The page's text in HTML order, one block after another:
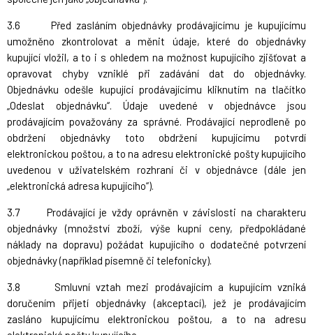
3.6 Před zasláním objednávky prodávajícímu je kupujícímu
umožněno zkontrolovat a měnit údaje, které do objednávky
kupující vložil, a to i s ohledem na možnost kupujícího zjišťovat a
opravovat chyby vzniklé při zadávání dat do objednávky.
Objednávku odešle kupující prodávajícímu kliknutím na tlačítko
„Odeslat objednávku“. Údaje uvedené v objednávce jsou
prodávajícím považovány za správné. Prodávající neprodleně po
obdržení objednávky toto obdržení kupujícímu potvrdí
elektronickou poštou, a to na adresu elektronické pošty kupujícího
uvedenou v uživatelském rozhraní či v objednávce (dále jen
„elektronická adresa kupujícího“).
3.7 Prodávající je vždy oprávněn v závislosti na charakteru
objednávky (množství zboží, výše kupní ceny, předpokládané
náklady na dopravu) požádat kupujícího o dodatečné potvrzení
objednávky (například písemně či telefonicky).
3.8 Smluvní vztah mezi prodávajícím a kupujícím vzniká
doručením přijetí objednávky (akceptací), jež je prodávajícím
zasláno kupujícímu elektronickou poštou, a to na adresu